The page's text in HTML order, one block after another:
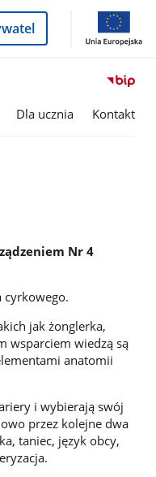
Dla ucznia Kontakt
Nr 4
cyrkowego.
jak żonglerka,
wsparciem wiedzą są
anatomii
i wybierają swój
przez kolejne dwa
taniec, język obcy,